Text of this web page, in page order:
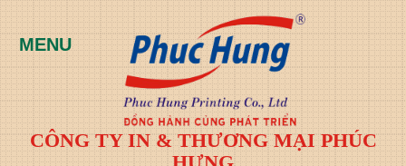
CÔNG TY IN & THƯƠNG MẠI PHÚC